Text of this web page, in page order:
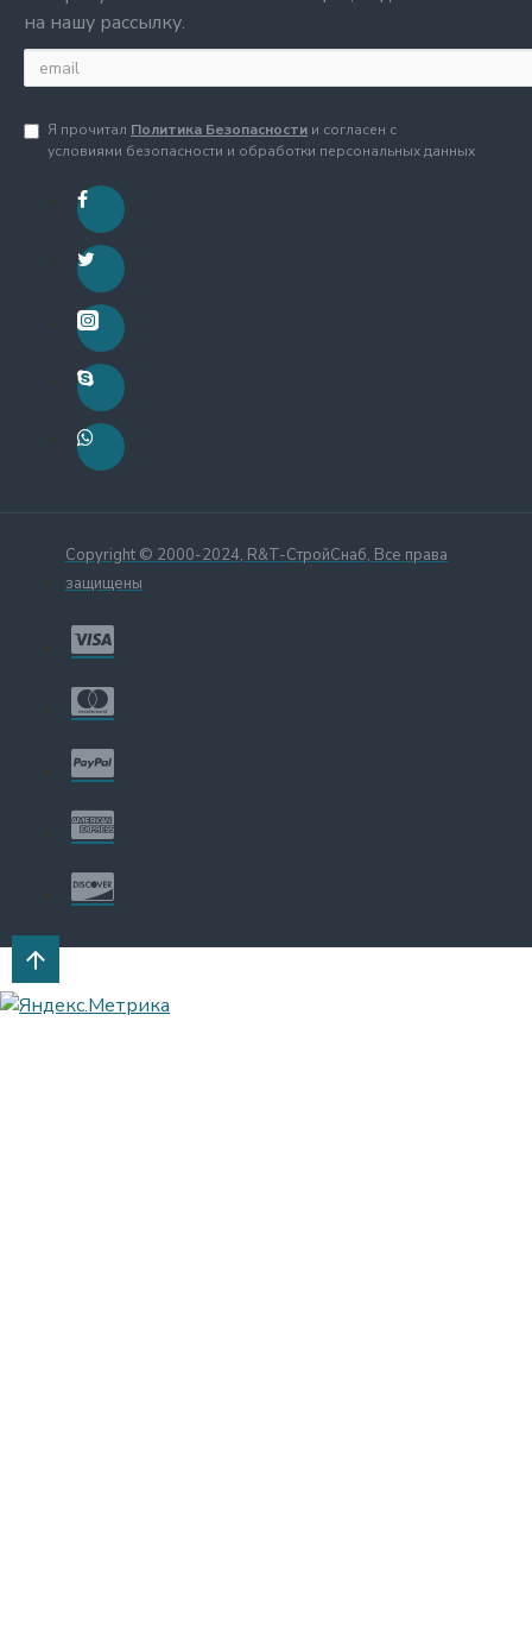
на нашу рассылку.
Я прочитал Политика Безопасности и согласен с
условиями безопасности и обработки персональных данных
Copyright © 2000-2024, R&T-СтройСнаб, Все права
защищены